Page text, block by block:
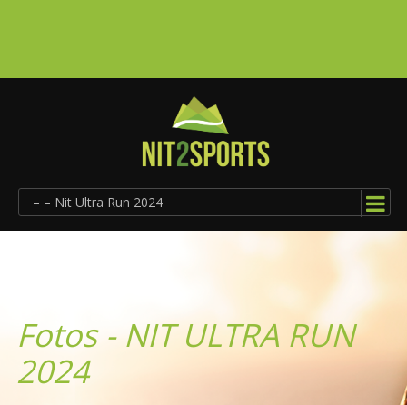
– – Nit Ultra Run 2024
Fotos - NIT ULTRA RUN
2024